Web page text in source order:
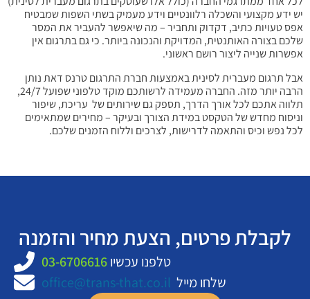
יש ידע מקצועי והשכלה רלוונטיים וידע מעמיק בשתי השפות שמבטיח
אפס טעויות כתיב, דקדוק ותחביר – מה שיאפשר להעביר את המסר
שלכם בצורה האותנטית, המדויקת והנכונה ביותר. כי גם בתרגום אין
אפשרות שנייה ליצור רושם ראשוני.
אבל תרגום מעברית לסינית באמצעות חברת התרגום טרנס דאת נותן
הרבה יותר מזה. החברה מעמידה לרשותכם מוקד טלפוני שפועל 24/7,
תלווה אתכם לכל אורך הדרך, תספק גם שירותים של עריכת, שיפור
וניסוח מחדש של הטקסט במידת הצורך ובעיקר – מחירים שמתאימים
לכל נפש וכיס והתאמה לדרישות, לצרכים וללוח הזמנים שלכם.
לקבלת פרטים, הצעת מחיר והזמנה
טלפנו עכשיו03-6706616
שלחו מייל office@trans-that.co.il